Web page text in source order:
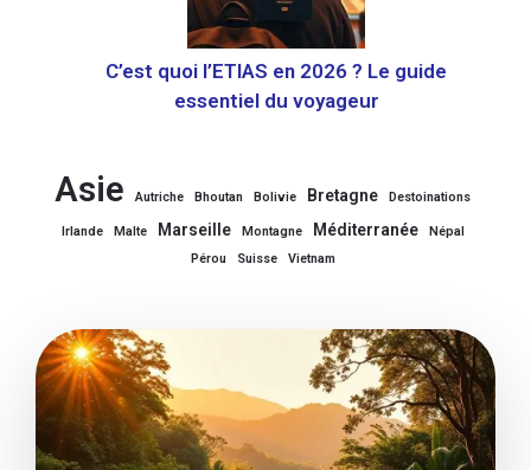
C’est quoi l’ETIAS en 2026 ? Le guide
essentiel du voyageur
Asie Autriche Bhoutan Bolivie Bretagne Destoinations
Irlande Malte Marseille Montagne Méditerranée
Népal
Pérou
Suisse Vietnam